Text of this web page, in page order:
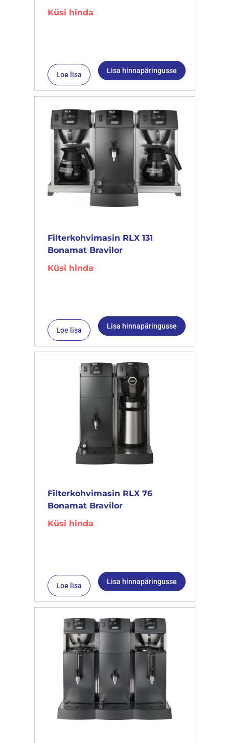
Küsi hinda
Loe lisa Lisa hinnapäringusse
Filterkohvimasin RLX 131
Bonamat Bravilor
Küsi hinda
Loe lisa Lisa hinnapäringusse
Filterkohvimasin RLX 76
Bonamat Bravilor
Küsi hinda
Loe lisa Lisa hinnapäringusse